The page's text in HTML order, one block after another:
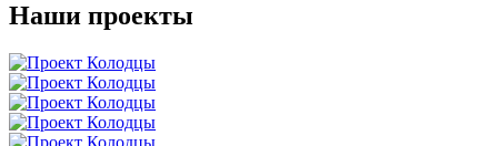
Наши проекты